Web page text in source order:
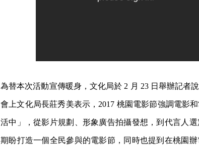
為替本次活動宣傳暖身，文化局於 2 月 23 日舉辦記者
會上文化局長莊秀美表示，2017 桃園電影節強調電影
活中」，從影片規劃、形象廣告拍攝發想，到代言人
期盼打造一個全民參與的電影節，同時也提到在桃園